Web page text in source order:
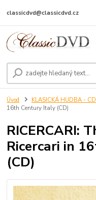
classicdvd@classicdvd.cz
Úvod KLASICKÁ HUDBA - CD
16th Century Italy (CD)
RICERCARI:
Ricercari in
(CD)